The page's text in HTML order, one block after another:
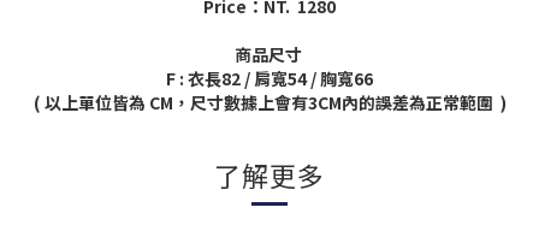
Price：NT. 1280
商品尺寸
F : 衣長82 / 肩寬54 / 胸寬66
( 以上單位皆為 CM ，尺寸數據上會有3CM內的誤差為正常範圍 )
了解更多